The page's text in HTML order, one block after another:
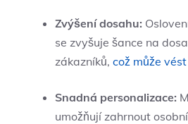
Zvýšení dosahu:
se zvyšuje šance na
zákazníků, což může vést
Snadná personalizace:
umožňují zahrnout